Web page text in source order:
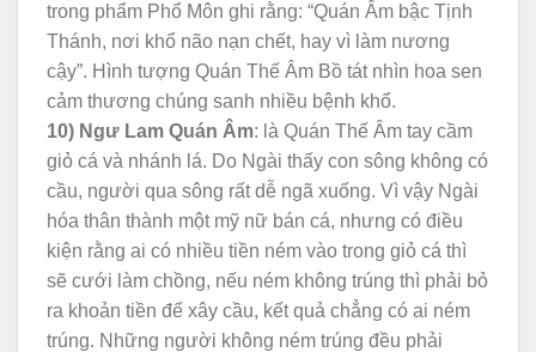
trong phẩm Phổ Môn ghi rằng: “Quán Âm bậc Tịnh
Thánh, nơi khổ não nạn chết, hay vì làm nương
cậy”. Hình tượng Quán Thế Âm Bồ tát nhìn hoa sen
cảm thương chúng sanh nhiều bệnh khổ.
10) Ngư Lam Quán Âm: là Quán Thế Âm tay cầm
giỏ cá và nhánh lá. Do Ngài thấy con sông không có
cầu, người qua sông rất dễ ngã xuống. Vì vậy Ngài
hóa thân thành một mỹ nữ bán cá, nhưng có điều
kiện rằng ai có nhiều tiền ném vào trong giỏ cá thì
sẽ cưới làm chồng, nếu ném không trúng thì phải bỏ
ra khoản tiền để xây cầu, kết quả chẳng có ai ném
trúng. Những người không ném trúng đều phải